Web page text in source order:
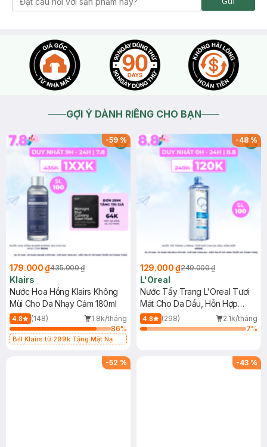
GỢI Ý DÀNH RIÊNG CHO BẠN
-59%
179.000 ₫435.000 ₫
Klairs
Nước Hoa Hồng Klairs Không
Mùi Cho Da Nhạy Cảm 180ml
4.8 (148)
1.8k/tháng
86%
Bill Klairs từ 299k Tặng Mặt Nạ
-48%
129.000 ₫249.000 ₫
L'Oreal
Nước Tẩy Trang L'Oreal Tươi
Mát Cho Da Dầu, Hỗn Hợp
400ml
4.8 (298)
2.1k/tháng
7%
-52 % -43 %